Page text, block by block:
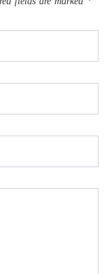
fields are marked *